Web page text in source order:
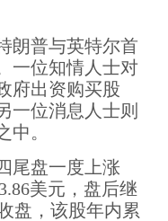
朗普与英特尔首
一位知情人士对
府出资购买股
一位消息人士则
中。
尾盘一度上涨
美元，盘后继
盘，该股年内累